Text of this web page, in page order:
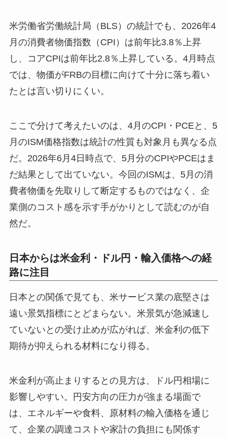
米労働省労働統計局（BLS）の統計でも、2026年4
月の消費者物価指数（CPI）は前年比3.8％上昇
し、コアCPIは前年比2.8％上昇している。4月時点
では、物価がFRBの目標に向けて十分に落ち着い
たとは言い切りにくい。
ここで分けて考えたいのは、4月のCPI・PCEと、5
月のISM価格指数は統計の性質も対象月も異なる点
だ。2026年6月4日時点で、5月分のCPIやPCEはま
だ結果として出ていない。今回のISMは、5月の消
費者物価を先取りして断定するものではなく、企
業側のコスト感を示す手がかりとして読むのが自
然だ。
日本からは米金利・ドル円・輸入価格への経
路に注目
日本との関係で見ても、米サービス業の底堅さは
遠い景気指標にとどまらない。米景気が急減速し
ていないとの受け止めが広がれば、米金利の低下
期待が抑えられる材料になり得る。
米金利が高止まりするとの見方は、ドル円相場に
影響しやすい。円安方向の圧力が強まる場面で
は、エネルギーや食料、原材料の輸入価格を通じ
て、企業の調達コストや家計の負担にも関係す